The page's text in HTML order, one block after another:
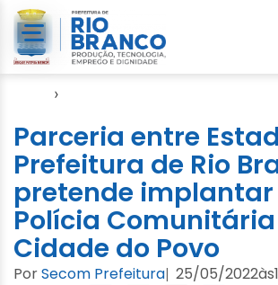
›
Parceria entre
Prefeitura de Rio
pretende implantar
Polícia
Cidade do Povo
PorSecom Prefeitura| 25/05/2022às